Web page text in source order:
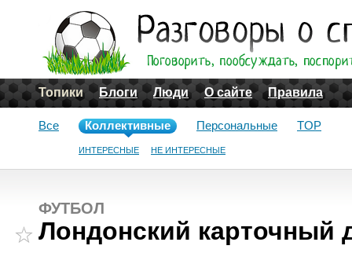
Топики Блоги Люди О сайте Правила
Все Коллективные
ИНТЕРЕСНЫЕ НЕ ИНТЕРЕСНЫЕ
Персональные TOP
ФУТБОЛ
Лондонский карточный